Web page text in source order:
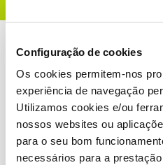
Configuração de cookies
Os cookies permitem-nos
experiência de navegação
Utilizamos cookies e/ou
nossos websites ou
para o seu bom
necessários para a
Condições do Fórum NOS